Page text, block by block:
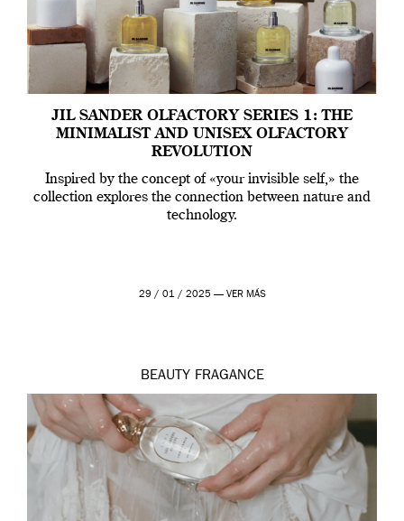
JIL SANDER OLFACTORY SERIES 1: THE
MINIMALIST AND UNISEX OLFACTORY
REVOLUTION
Inspired by the concept of «your invisible self,» the
collection explores the connection between nature and
technology.
29 / 01 / 2025 — VER MÁS
BEAUTY FRAGANCE